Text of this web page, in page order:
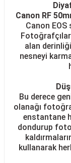
Canon RF
Canon
Fotoğrafçılar
alan
nesneyi
Bu derece
olanağı
enstantane
dondurup
kullanarak